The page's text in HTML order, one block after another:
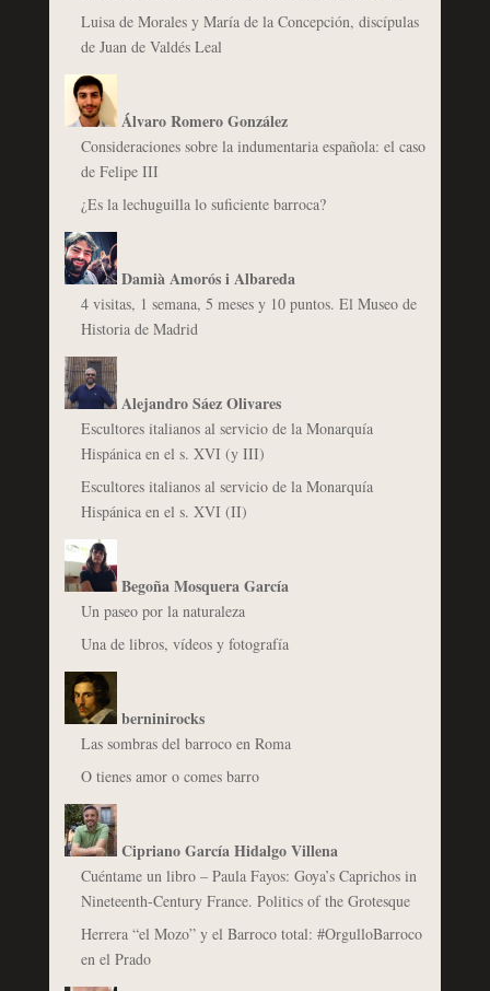
Luisa de Morales y María de la Concepción, discípulas
de Juan de Valdés Leal
Álvaro Romero González
Consideraciones sobre la indumentaria española: el caso
de Felipe III
¿Es la lechuguilla lo suficiente barroca?
Damià Amorós i Albareda
4 visitas, 1 semana, 5 meses y 10 puntos. El Museo de
Historia de Madrid
Alejandro Sáez Olivares
Escultores italianos al servicio de la Monarquía
Hispánica en el s. XVI (y III)
Escultores italianos al servicio de la Monarquía
Hispánica en el s. XVI (II)
Begoña Mosquera García
Un paseo por la naturaleza
Una de libros, vídeos y fotografía
berninirocks
Las sombras del barroco en Roma
O tienes amor o comes barro
Cipriano García Hidalgo Villena
Cuéntame un libro – Paula Fayos: Goya’s Caprichos in
Nineteenth-Century France. Politics of the Grotesque
Herrera “el Mozo” y el Barroco total: #OrgulloBarroco
en el Prado